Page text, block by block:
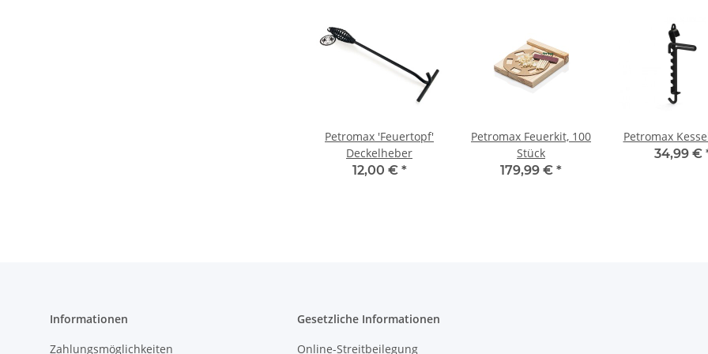
Petromax 'Feuertopf'
Deckelheber
12,00 € *
Petromax Feuerkit, 100
Stück
179,99 € *
Petromax
34,99 €
Informationen
Zahlungsmöglichkeiten
Gesetzliche Informationen
Online-Streitbeilegung